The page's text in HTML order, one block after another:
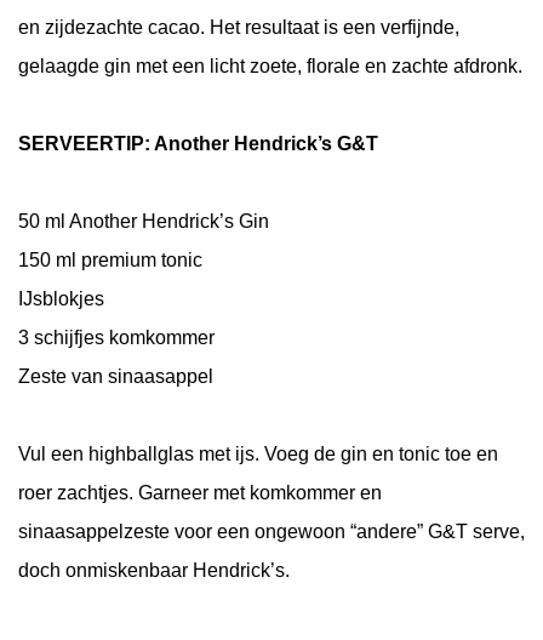
en zijdezachte cacao. Het resultaat is een verfijnde,
gelaagde gin met een licht zoete, florale en zachte afdronk.
SERVEERTIP: Another Hendrick’s G&T
50 ml Another Hendrick’s Gin
150 ml premium tonic
IJsblokjes
3 schijfjes komkommer
Zeste van sinaasappel
Vul een highballglas met ijs. Voeg de gin en tonic toe en
roer zachtjes. Garneer met komkommer en
sinaasappelzeste voor een ongewoon “andere” G&T serve,
doch onmiskenbaar Hendrick’s.